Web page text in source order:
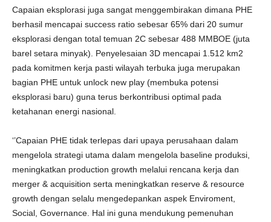
Capaian eksplorasi juga sangat menggembirakan dimana PHE
berhasil mencapai success ratio sebesar 65% dari 20 sumur
eksplorasi dengan total temuan 2C sebesar 488 MMBOE (juta
barel setara minyak). Penyelesaian 3D mencapai 1.512 km2
pada komitmen kerja pasti wilayah terbuka juga merupakan
bagian PHE untuk unlock new play (membuka potensi
eksplorasi baru) guna terus berkontribusi optimal pada
ketahanan energi nasional.
‘’Capaian PHE tidak terlepas dari upaya perusahaan dalam
mengelola strategi utama dalam mengelola baseline produksi,
meningkatkan production growth melalui rencana kerja dan
merger & acquisition serta meningkatkan reserve & resource
growth dengan selalu mengedepankan aspek Enviroment,
Social, Governance. Hal ini guna mendukung pemenuhan